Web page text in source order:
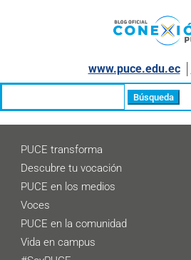
www.puce.edu.ec│
PUCE transforma
Descubre tu vocación
PUCE en los medios
Voces
PUCE en la comunidad
Vida en campus